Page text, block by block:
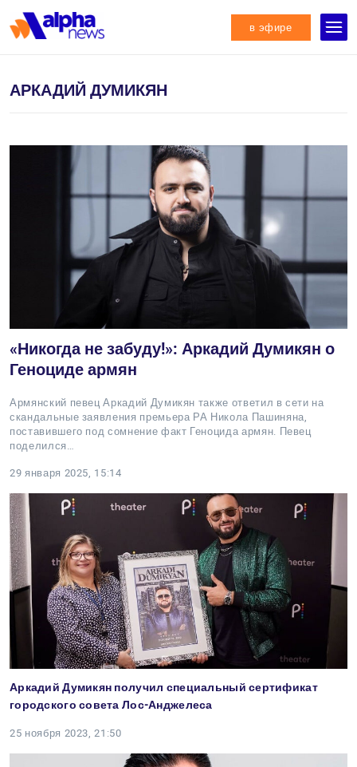
в эфире
АРКАДИЙ ДУМИКЯН
«Никогда не забуду!»: Аркадий Думикян о
Геноциде армян
Армянский певец Аркадий Думикян также ответил в сети на
скандальные заявления премьера РА Никола Пашиняна,
поставившего под сомнение факт Геноцида армян. Певец
поделился…
29 января 2025, 15:14
Аркадий Думикян получил специальный сертификат
городского совета Лос-Анджелеса
25 ноября 2023, 21:50